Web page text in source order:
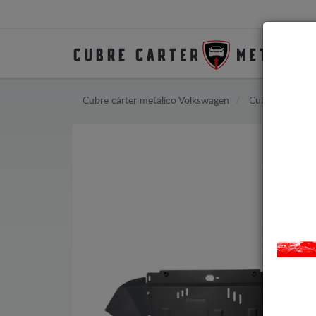
Cubre cárter metálico Volkswagen Cubre cárter